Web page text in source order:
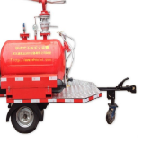
备，以及较为完
应用维护服务。
消防产品。是国
灭火设备专业制
主要生产销售：